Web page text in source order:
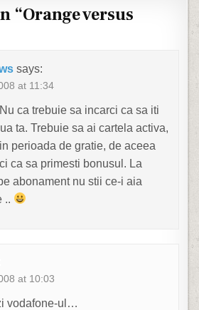
“Orange versus
says:
at 11:34
ca trebuie sa incarci ca sa iti
ta. Trebuie sa ai cartela activa,
perioada de gratie, de aceea
ca sa primesti bonusul. La
abonament nu stii ce-i aia
..
at 10:03
vodafone-ul…